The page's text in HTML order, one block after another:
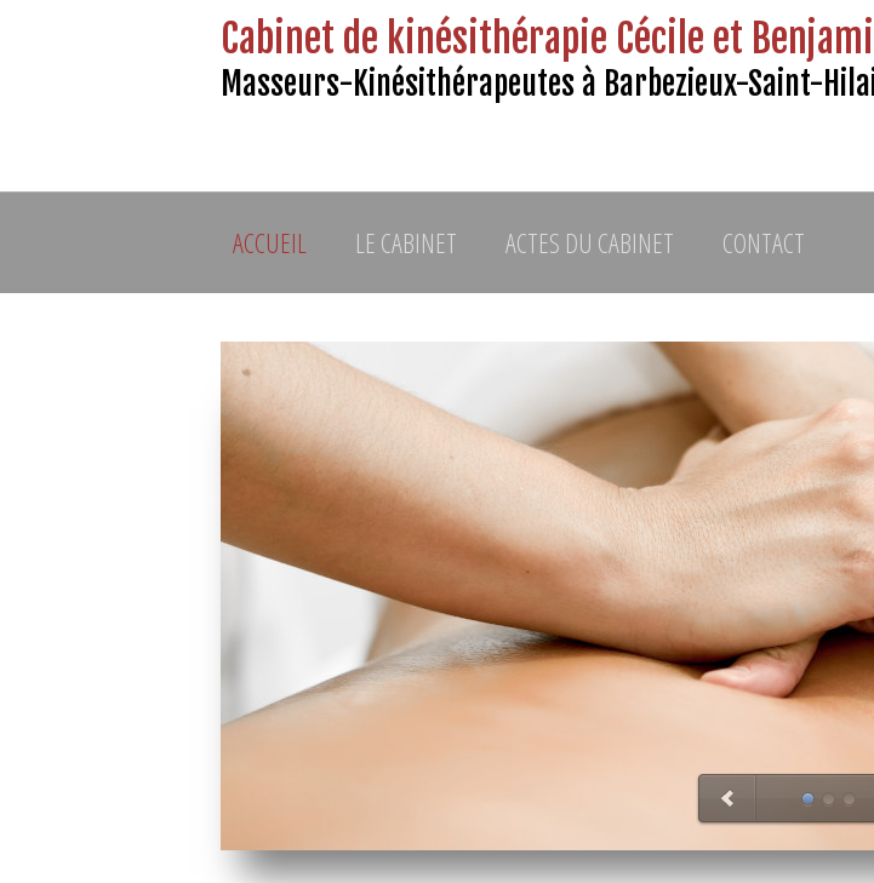
Cabinet de kinésithérapie Cécile et
Masseurs-Kinésithérapeutes à Barbezieux-Saint-
ACCUEIL LE CABINET ACTES DU CABINET CONTACT